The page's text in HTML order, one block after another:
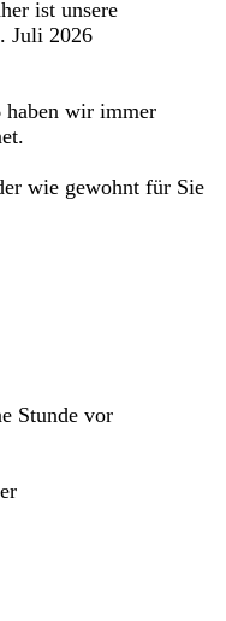
ist unsere
Juli 2026
haben wir immer
wie gewohnt für Sie
Stunde vor